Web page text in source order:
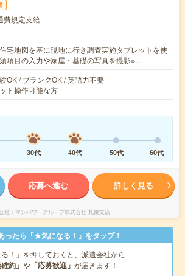
費規定支給
宅地図を基に現地に行き調査実施タブレットを使
項目の入力や家屋・基礎の写真を撮影※…
OK / ブランクOK / 英語力不要
ト操作可能な方
30代 40代 50代 60代
応募へ進む 詳しく見る
社 マンパワーグループ株式会社 札幌支店
ったら「★気になる！」をタップ！
る！」を押しておくと、派遣会社から
約」 や 「応募歓迎」 が届きます！